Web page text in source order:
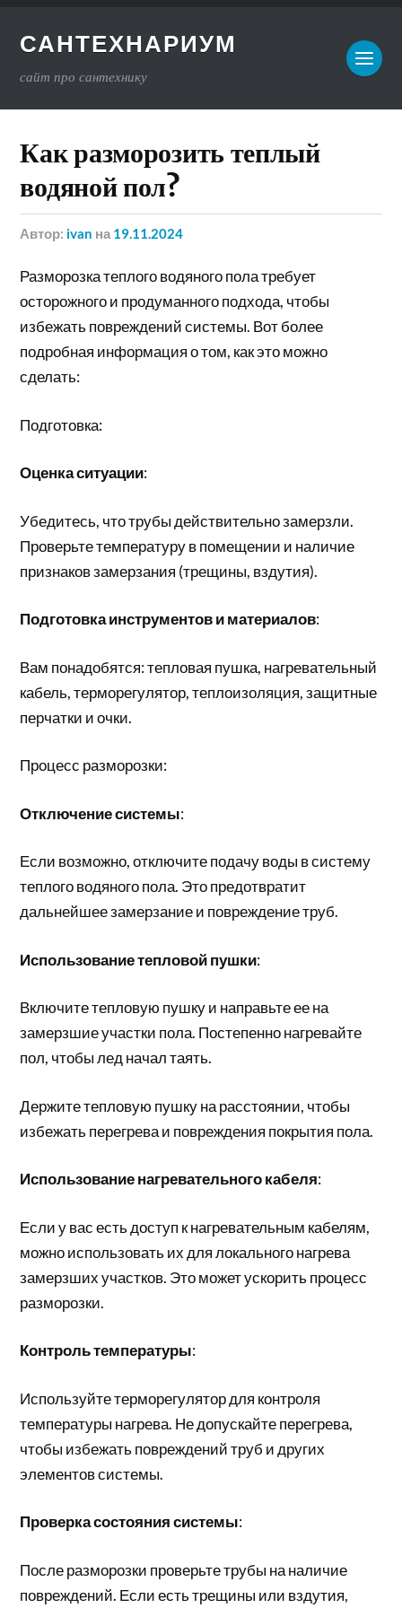
САНТЕХНАРИУМ
сайт про сантехнику
Как разморозить теплый
водяной пол?
Автор: ivan на 19.11.2024
Разморозка теплого водяного пола требует
осторожного и продуманного подхода, чтобы
избежать повреждений системы. Вот более
подробная информация о том, как это можно
сделать:
Подготовка:
Оценка ситуации:
Убедитесь, что трубы действительно замерзли.
Проверьте температуру в помещении и наличие
признаков замерзания (трещины, вздутия).
Подготовка инструментов и материалов:
Вам понадобятся: тепловая пушка, нагревательный
кабель, терморегулятор, теплоизоляция, защитные
перчатки и очки.
Процесс разморозки:
Отключение системы:
Если возможно, отключите подачу воды в систему
теплого водяного пола. Это предотвратит
дальнейшее замерзание и повреждение труб.
Использование тепловой пушки:
Включите тепловую пушку и направьте ее на
замерзшие участки пола. Постепенно нагревайте
пол, чтобы лед начал таять.
Держите тепловую пушку на расстоянии, чтобы
избежать перегрева и повреждения покрытия пола.
Использование нагревательного кабеля:
Если у вас есть доступ к нагревательным кабелям,
можно использовать их для локального нагрева
замерзших участков. Это может ускорить процесс
разморозки.
Контроль температуры:
Используйте терморегулятор для контроля
температуры нагрева. Не допускайте перегрева,
чтобы избежать повреждений труб и других
элементов системы.
Проверка состояния системы:
После разморозки проверьте трубы на наличие
повреждений. Если есть трещины или вздутия,